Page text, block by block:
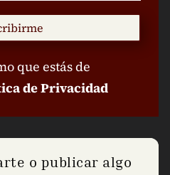
que estás de
de Privacidad
o publicar algo